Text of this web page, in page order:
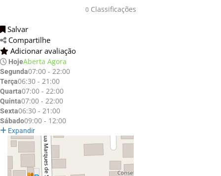
0Classificações
Salvar
Compartilhe
Adicionar avaliação
HojeAberta Agora
Segunda07:00 - 22:00
Terça06:30 - 21:00
Quarta07:00 - 22:00
Quinta07:00 - 22:00
Sexta06:30 - 21:00
Sábado09:00 - 12:00
Expandir